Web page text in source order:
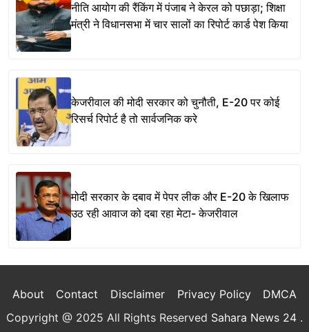
नीति आयोग की रैंकिंग में पंजाब ने केरल को पछाड़ा; शिक्षा
मंत्री ने विधानसभा में चार सालों का रिपोर्ट कार्ड पेश किया
केजरीवाल की मोदी सरकार को चुनौती, E-20 पर कोई
रिसर्च रिपोर्ट है तो सार्वजनिक करे
मोदी सरकार के दबाव में पेपर लीक और E-20 के खिलाफ
उठ रही आवाज को दबा रहा मेटा- केजरीवाल
About Contact Disclaimer Privacy Policy
DMCA
Copyright @ 2025 All Rights Reserved Sahara News 24 .